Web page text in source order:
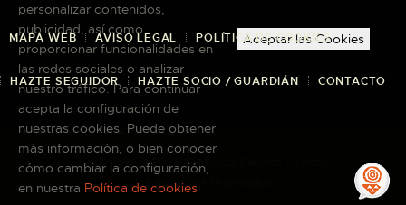
MAPA WEB AVISO LEGAL POLÍTICA DE COOKIES
HAZTE SEGUIDOR HAZTE SOCIO / GUARDIÁN CONTACTO
Copyright © 2026 El Museo Canario · Todos
los derechos reservados
personalizar contenidos,
publicidad, así como
proporcionar funcionalidades en
las redes sociales o analizar
nuestro tráfico. Para continuar
acepta la configuración de
nuestras cookies. Puede obtener
más información, o bien conocer
cómo cambiar la configuración,
en nuestra Política de cookies
Aceptar las Cookies